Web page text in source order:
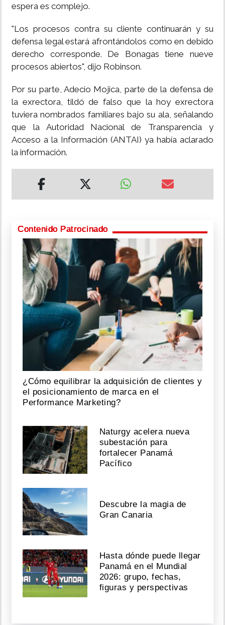
espera es complejo.
"Los procesos contra su cliente continuarán y su
defensa legal estará afrontándolos como en debido
derecho corresponde. De Bonagas tiene nueve
procesos abiertos", dijo Robinson.
Por su parte, Adecio Mojica, parte de la defensa de
la exrectora, tildó de falso que la hoy exrectora
tuviera nombrados familiares bajo su ala, señalando
que la Autoridad Nacional de Transparencia y
Acceso a la Información (ANTAI) ya había aclarado
la información.
Contenido Patrocinado
¿Cómo equilibrar la adquisición de clientes y
el posicionamiento de marca en el
Performance Marketing?
Naturgy acelera nueva
subestación para
fortalecer Panamá
Pacífico
Descubre la magia de
Gran Canaria
Hasta dónde puede llegar
Panamá en el Mundial
2026: grupo, fechas,
figuras y perspectivas